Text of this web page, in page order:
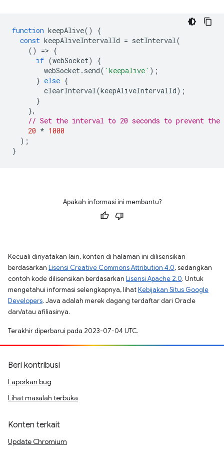
function keepAlive()
{
const keepAliveIntervalId = setInterval(
()
=> {
if (webSocket)
{
webSocket. send( 'keepalive' );
} else {
clearInterval(keepAliveIntervalId);
}
},
// Set the interval to 20 seconds to prevent the
20 * 1000
);
}
Apakah informasi ini membantu?
Kecuali dinyatakan lain, konten di halaman ini dilisensikan
berdasarkan Lisensi Creative Commons Attribution 4.0, sedangkan
contoh kode dilisensikan berdasarkan Lisensi Apache 2.0. Untuk
mengetahui informasi selengkapnya, lihatKebijakan Situs Google
Developers. Java adalah merek dagang terdaftar dari Oracle
dan/atau afiliasinya.
Terakhir diperbarui pada 2023-07-04 UTC.
Beri kontribusi
Laporkan bug
Lihat masalah terbuka
Konten terkait
Update Chromium